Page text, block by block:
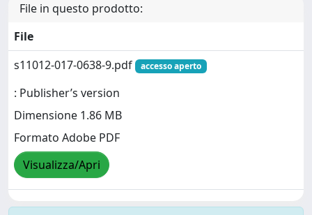
File in questo prodotto:
File
s11012-017-0638-9.pdf
accesso aperto
: Publisher’s version
Dimensione 1.86 MB
Formato Adobe PDF
Visualizza/Apri